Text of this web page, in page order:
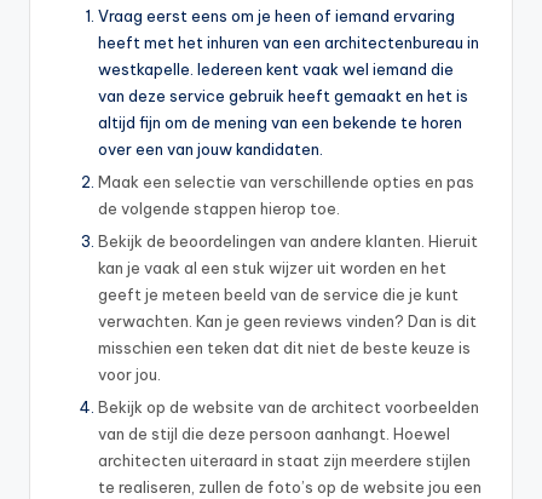
Vraag eerst eens om je heen of iemand ervaring
heeft met het inhuren van een architectenbureau in
westkapelle. Iedereen kent vaak wel iemand die
van deze service gebruik heeft gemaakt en het is
altijd fijn om de mening van een bekende te horen
over een van jouw kandidaten.
Maak een selectie van verschillende opties en pas
de volgende stappen hierop toe.
Bekijk de beoordelingen van andere klanten. Hieruit
kan je vaak al een stuk wijzer uit worden en het
geeft je meteen beeld van de service die je kunt
verwachten. Kan je geen reviews vinden? Dan is dit
misschien een teken dat dit niet de beste keuze is
voor jou.
Bekijk op de website van de architect voorbeelden
van de stijl die deze persoon aanhangt. Hoewel
architecten uiteraard in staat zijn meerdere stijlen
te realiseren, zullen de foto’s op de website jou een